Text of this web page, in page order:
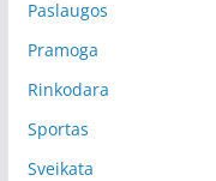
Paslaugos
Pramoga
Rinkodara
Sportas
Sveikata